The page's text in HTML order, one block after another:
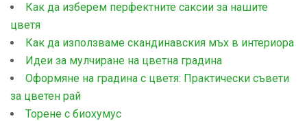
Как да изберем перфектните саксии за нашите
цветя
Как да използваме скандинавския мъх в интериора
Идеи за мулчиране на цветна градина
Оформяне на градина с цветя: Практически съвети
за цветен рай
Торене с биохумус